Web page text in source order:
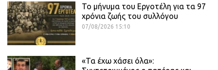
Το μήνυμα του Εργοτέλη για τα 97
χρόνια ζωής του συλλόγου
07/08/2026 15:10
«Τα έχω χάσει όλα»: